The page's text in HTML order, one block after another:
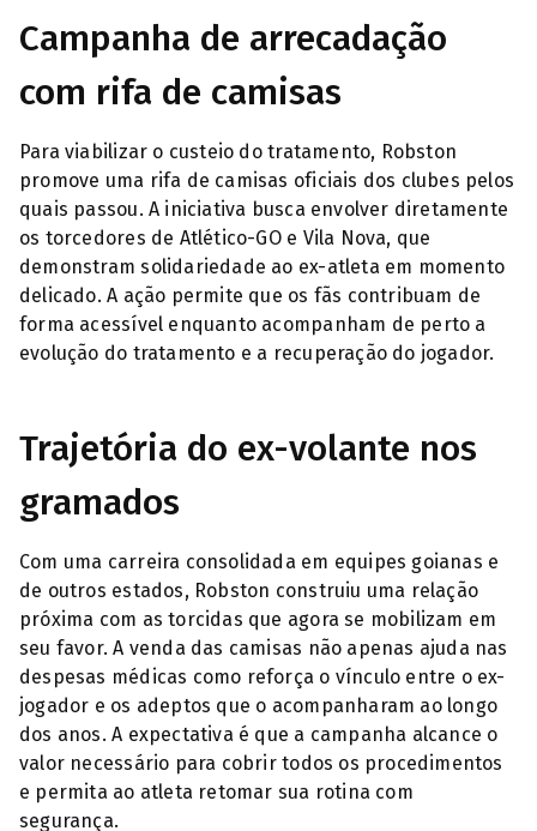
Campanha de arrecadação
com rifa de camisas
Para viabilizar o custeio do tratamento, Robston
promove uma rifa de camisas oficiais dos clubes pelos
quais passou. A iniciativa busca envolver diretamente
os torcedores de Atlético-GO e Vila Nova, que
demonstram solidariedade ao ex-atleta em momento
delicado. A ação permite que os fãs contribuam de
forma acessível enquanto acompanham de perto a
evolução do tratamento e a recuperação do jogador.
Trajetória do ex-volante nos
gramados
Com uma carreira consolidada em equipes goianas e
de outros estados, Robston construiu uma relação
próxima com as torcidas que agora se mobilizam em
seu favor. A venda das camisas não apenas ajuda nas
despesas médicas como reforça o vínculo entre o ex-
jogador e os adeptos que o acompanharam ao longo
dos anos. A expectativa é que a campanha alcance o
valor necessário para cobrir todos os procedimentos
e permita ao atleta retomar sua rotina com
segurança.